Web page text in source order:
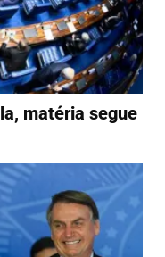
matéria segue